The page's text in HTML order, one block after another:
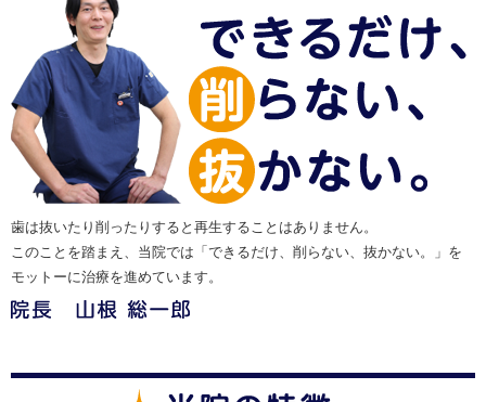
歯は抜いたり削ったりすると再生することはありません。
このことを踏まえ、当院では「できるだけ、削らない、抜かない。」を
モットーに治療を進めています。